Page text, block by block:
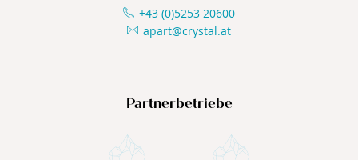
+43 (0)5253 20600
apart@crystal.at
Partnerbetriebe